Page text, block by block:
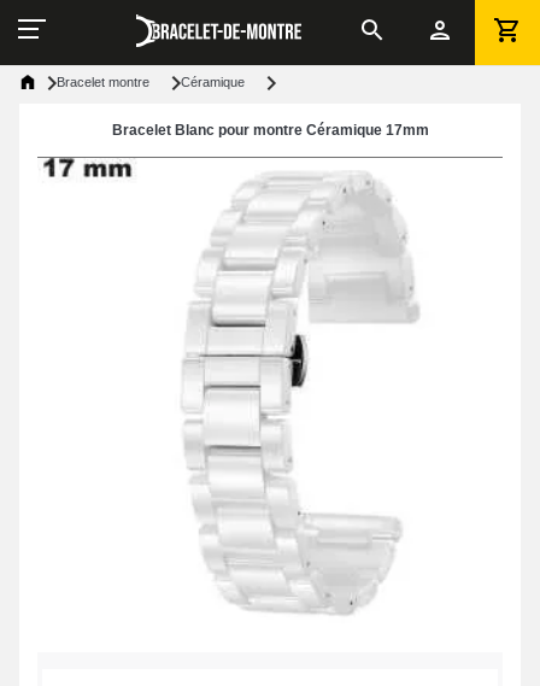
Bracelet montre Céramique
Bracelet Blanc pour montre Céramique 17mm